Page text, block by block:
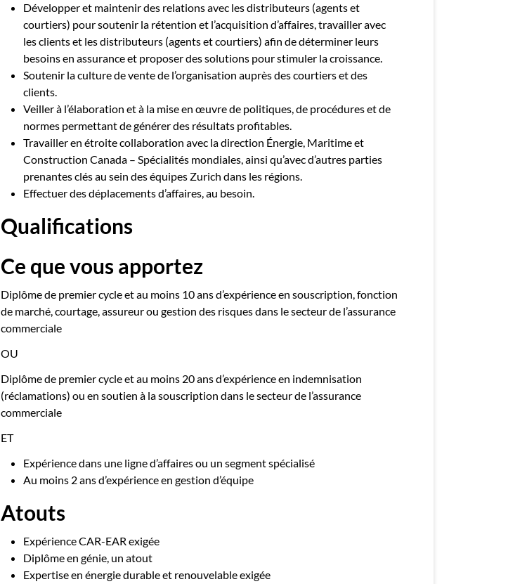
Développer et maintenir des relations avec les distributeurs (agents et
courtiers) pour soutenir la rétention et l’acquisition d’affaires, travailler avec
les clients et les distributeurs (agents et courtiers) afin de déterminer leurs
besoins en assurance et proposer des solutions pour stimuler la croissance.
Soutenir la culture de vente de l’organisation auprès des courtiers et des
clients.
Veiller à l’élaboration et à la mise en œuvre de politiques, de procédures et de
normes permettant de générer des résultats profitables.
Travailler en étroite collaboration avec la direction Énergie, Maritime et
Construction Canada – Spécialités mondiales, ainsi qu’avec d’autres parties
prenantes clés au sein des équipes Zurich dans les régions.
Effectuer des déplacements d’affaires, au besoin.
Qualifications
Ce que vous apportez
Diplôme de premier cycle et au moins 10 ans d’expérience en souscription, fonction
de marché, courtage, assureur ou gestion des risques dans le secteur de l’assurance
commerciale
OU
Diplôme de premier cycle et au moins 20 ans d’expérience en indemnisation
(réclamations) ou en soutien à la souscription dans le secteur de l’assurance
commerciale
ET
Expérience dans une ligne d’affaires ou un segment spécialisé
Au moins 2 ans d’expérience en gestion d’équipe
Atouts
Expérience CAR-EAR exigée
Diplôme en génie, un atout
Expertise en énergie durable et renouvelable exigée